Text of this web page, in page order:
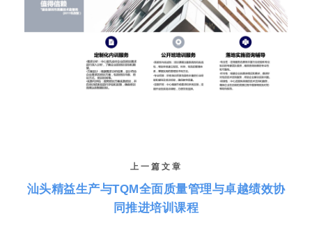
上一篇文章
汕头精益生产与TQM全面质量管理与卓越绩效协
同推进培训课程